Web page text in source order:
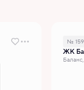
№ 159
ЖК